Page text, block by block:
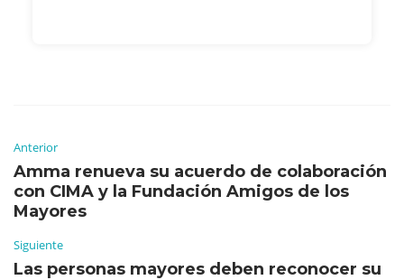
Anterior
Amma renueva su acuerdo de colaboración
con CIMA y la Fundación Amigos de los
Mayores
Siguiente
Las personas mayores deben reconocer su